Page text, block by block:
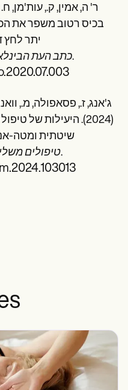
בכיס רטוב משפר את
יתר לחץ
כתב העת, 10-15.
ג'אנג, ז., פסאפולה, מ.,
(2024). היעילות של
שיטתית ומטה-
טיפולים, סעיף 103013.